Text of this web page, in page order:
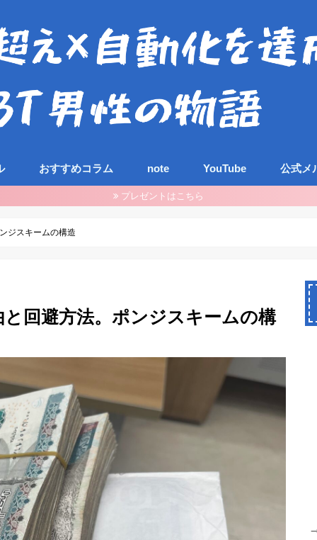
おすすめコラム note YouTube 公式メ
プレゼントはこちら
ジスキームの構造
回避方法。ポンジスキームの構